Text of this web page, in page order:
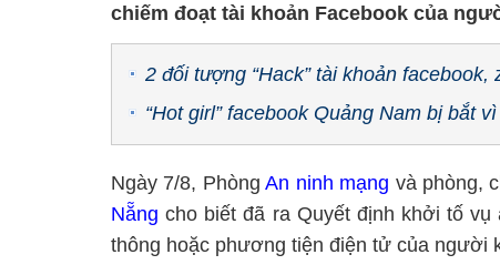
chiếm đoạt tài khoản Facebook của
2 đối tượng “Hack” tài khoản
“Hot girl” facebook Quảng Nam bị bắt
Ngày 7/8, PhòngAn ninh mạng và phòng,
Nẵng cho biết đã ra Quyết định khởi tố vụ
thông hoặc phương tiện điện tử của người